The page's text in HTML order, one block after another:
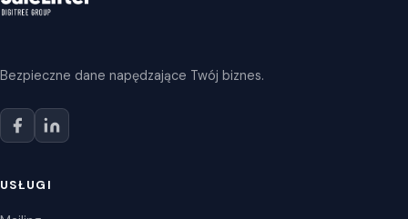
Bezpieczne dane napędzające Twój biznes.
USŁUGI